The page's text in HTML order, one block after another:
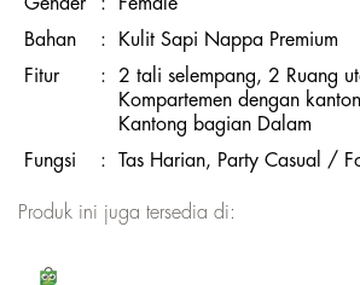
Bahan
:
Kulit Sapi Nappa Premium
Fitur
:
2 tali selempang, 2 Ruang
Kompartemen dengan
Kantong bagian Dalam
Fungsi
: Tas Harian, Party Casual /
Produk ini juga tersedia di: